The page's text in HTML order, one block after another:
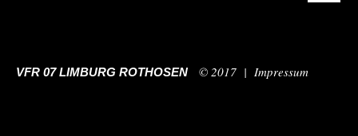
VFR 07 LIMBURG ROTHOSEN © 2017 | Impressum